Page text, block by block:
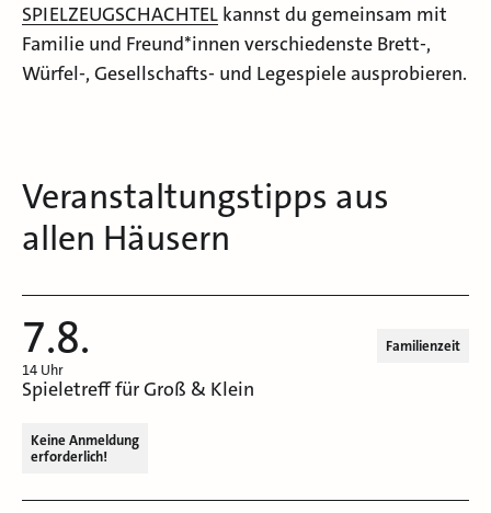
SPIELZEUGSCHACHTEL kannst du gemeinsam mit
Familie und Freund*innen verschiedenste Brett-,
Würfel-, Gesellschafts- und Legespiele ausprobieren.
Veranstaltungstipps aus
allen Häusern
7.8.
14 Uhr
Familienzeit
Spieletreff für Groß & Klein
Keine Anmeldung
erforderlich!